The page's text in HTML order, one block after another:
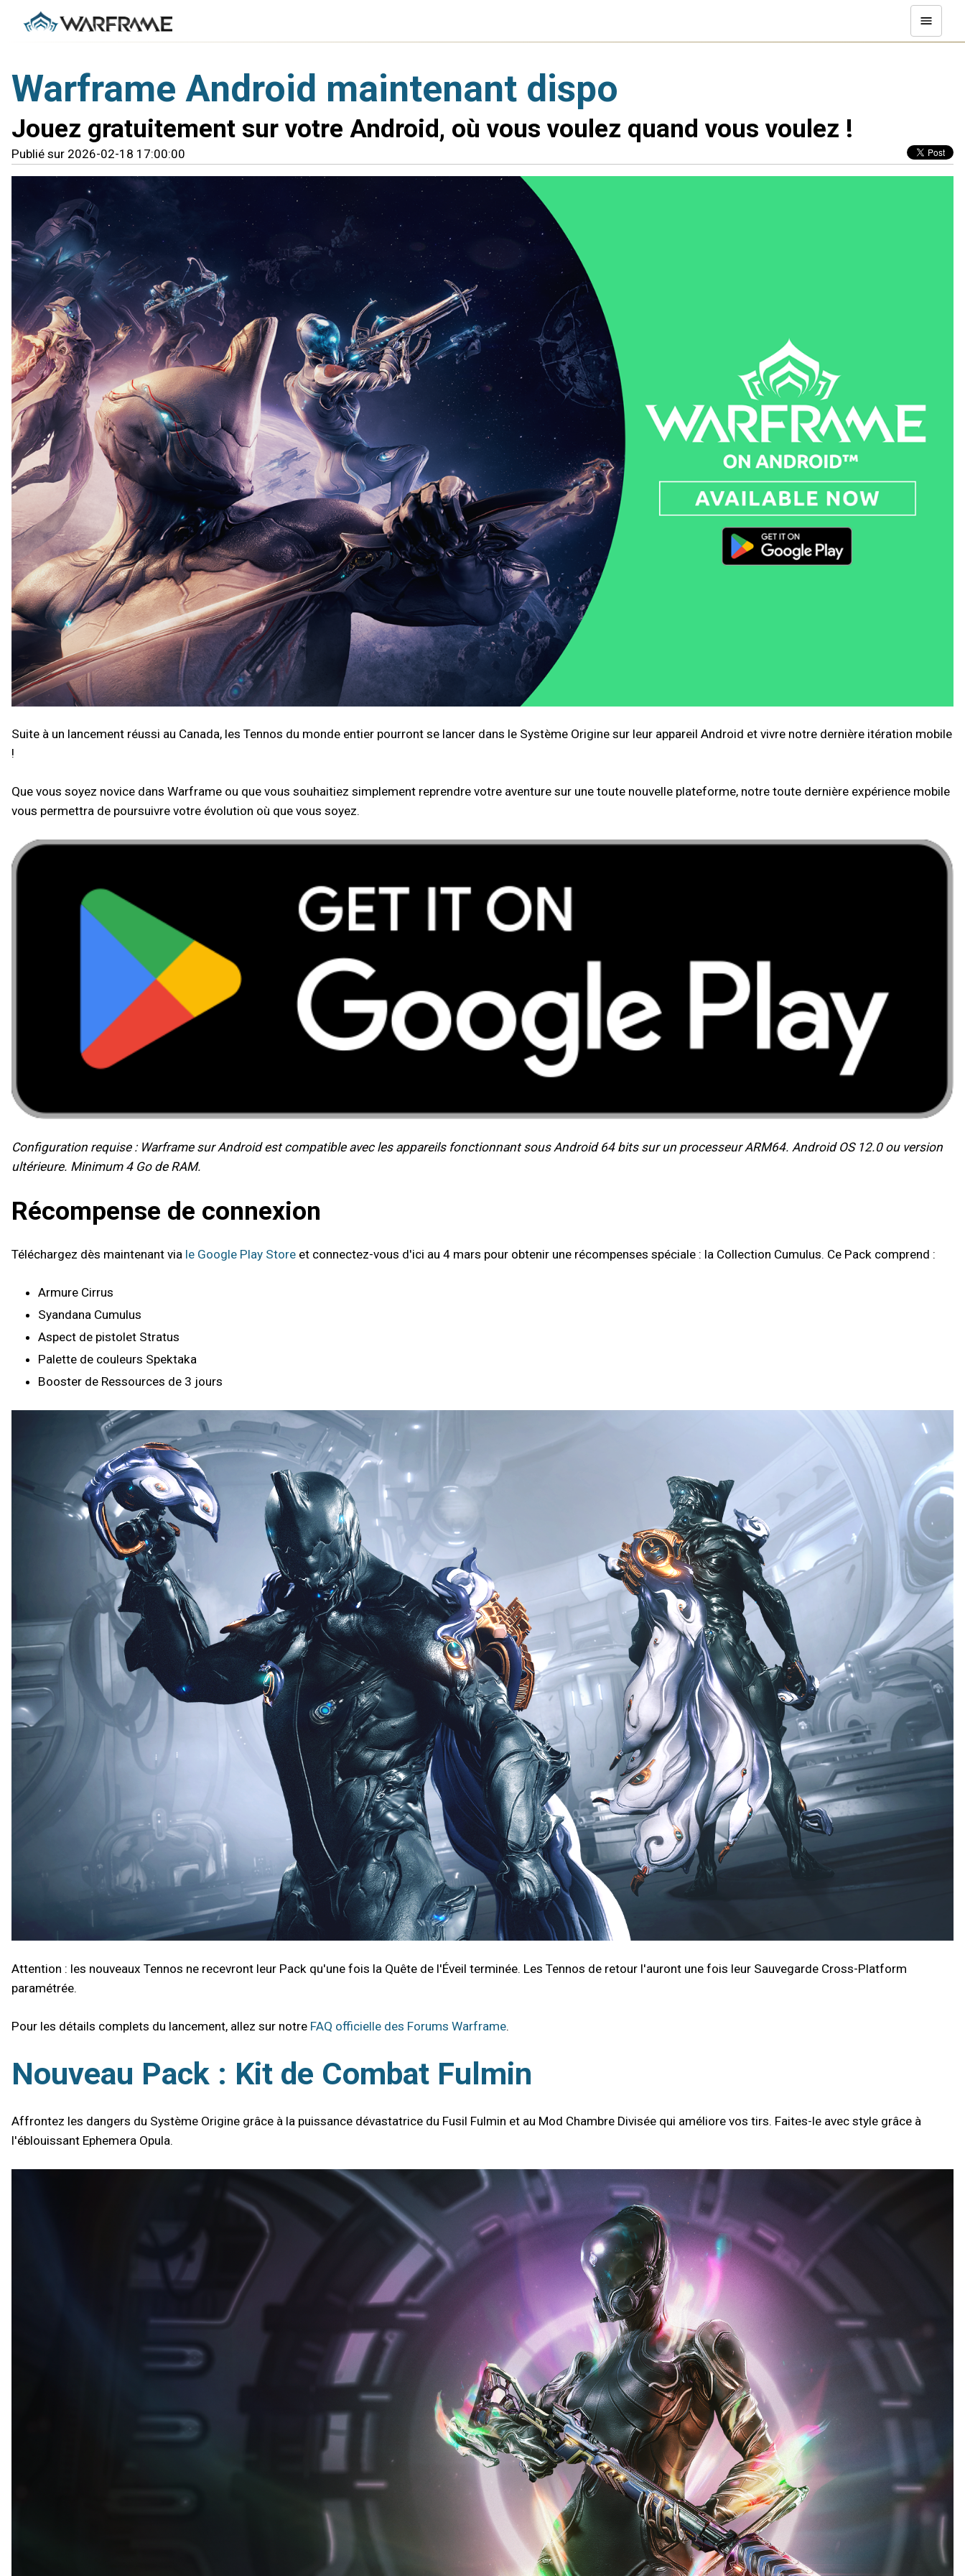
Warframe Android maintenant dispo
Jouez gratuitement sur votre Android, où vous voulez quand vous voulez !
Publié sur 2026-02-18 17:00:00
Suite à un lancement réussi au Canada, les Tennos du monde entier pourront se lancer dans le Système Origine sur leur appareil Android et vivre notre dernière itération mobile
!
Que vous soyez novice dans Warframe ou que vous souhaitiez simplement reprendre votre aventure sur une toute nouvelle plateforme, notre toute dernière expérience mobile
vous permettra de poursuivre votre évolution où que vous soyez.
Configuration requise : Warframe sur Android est compatible avec les appareils fonctionnant sous Android 64 bits sur un processeur ARM64. Android OS 12.0 ou version
ultérieure. Minimum 4 Go de RAM.
Récompense de connexion
Téléchargez dès maintenant via le Google Play Store et connectez-vous d'ici au 4 mars pour obtenir une récompenses spéciale : la Collection Cumulus. Ce Pack comprend :
Armure Cirrus
Syandana Cumulus
Aspect de pistolet Stratus
Palette de couleurs Spektaka
Booster de Ressources de 3 jours
Attention : les nouveaux Tennos ne recevront leur Pack qu'une fois la Quête de l'Éveil terminée. Les Tennos de retour l'auront une fois leur Sauvegarde Cross-Platform
paramétrée.
Pour les détails complets du lancement, allez sur notre FAQ officielle des Forums Warframe.
Nouveau Pack : Kit de Combat Fulmin
Affrontez les dangers du Système Origine grâce à la puissance dévastatrice du Fusil Fulmin et au Mod Chambre Divisée qui améliore vos tirs. Faites-le avec style grâce à
l'éblouissant Ephemera Opula.